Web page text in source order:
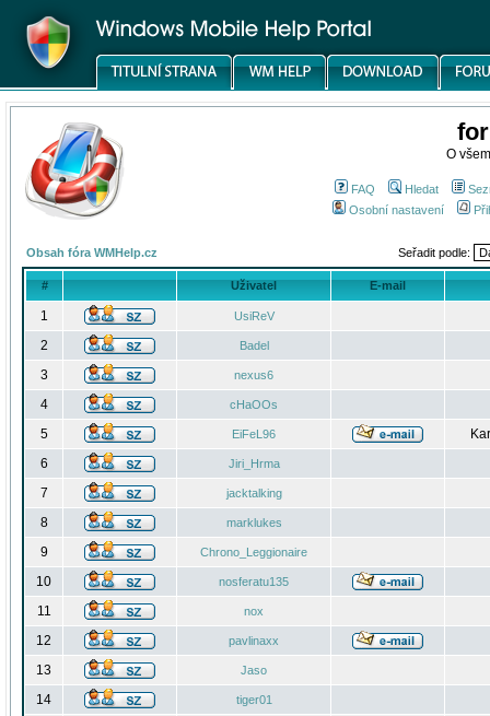
O
FAQ Hledat
Osobní nastavení
Obsah fóra WMHelp.cz Seřadit podle:
# Uživatel E-mail
1 UsiReV
2 Badel
3 nexus6
4 cHaOOs
5 EiFeL96
6
Jiri_Hrma
7 jacktalking
8 marklukes
9 Chrono_Leggionaire
10 nosferatu135
11 nox
12 pavlinaxx
13 Jaso
14 tiger01